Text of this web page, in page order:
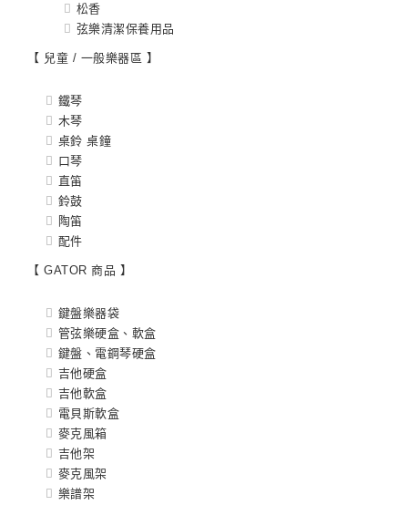
松香
弦樂清潔保養用品
【 兒童 / 一般樂器區 】
鐵琴
木琴
桌鈴 桌鐘
口琴
直笛
鈴鼓
陶笛
配件
【 GATOR 商品 】
鍵盤樂器袋
管弦樂硬盒、軟盒
鍵盤、電鋼琴硬盒
吉他硬盒
吉他軟盒
電貝斯軟盒
麥克風箱
吉他架
麥克風架
樂譜架